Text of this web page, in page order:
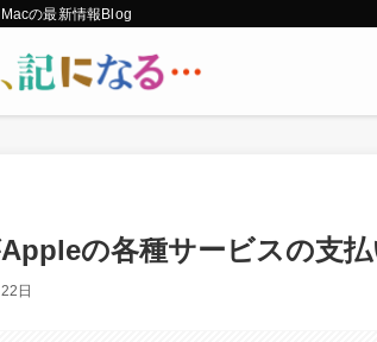
の最新情報Blog
の各種サービスの支
日